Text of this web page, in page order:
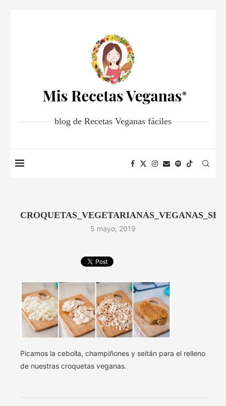
blog de Recetas Veganas fáciles
5 mayo, 2019
Picamos la cebolla, champiñones y seitán para el relleno
de nuestras croquetas veganas.